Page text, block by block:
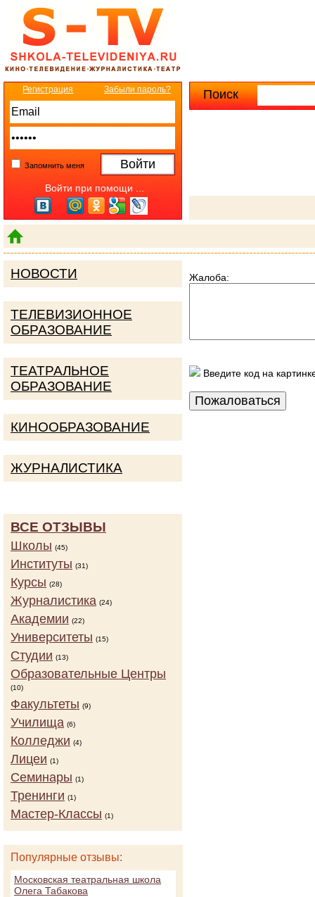
Поиск
Регистрация Забыли пароль?
Запомнить меня
Войти при помощи ...
Жалоба:
Введите код на
НОВОСТИ
ТЕЛЕВИЗИОННОЕ
ОБРАЗОВАНИЕ
ТЕАТРАЛЬНОЕ
ОБРАЗОВАНИЕ
КИНООБРАЗОВАНИЕ
ЖУРНАЛИСТИКА
ВСЕ ОТЗЫВЫ
Школы (45)
Институты (31)
Курсы (28)
Журналистика (24)
Академии (22)
Университеты (15)
Студии (13)
Образовательные Центры
(10)
Факультеты (9)
Училища (6)
Колледжи (4)
Лицеи (1)
Семинары (1)
Тренинги (1)
Мастер-Классы (1)
Популярные отзывы:
Московская театральная школа
Олега Табакова